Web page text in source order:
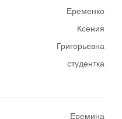
Еременко
Ксения
Григорьевна
студентка
Еремина